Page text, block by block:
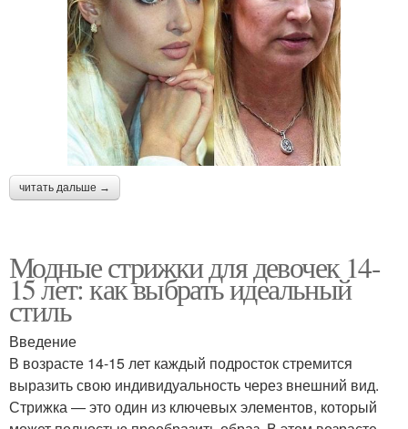
читать дальше →
Модные стрижки для девочек 14-
15 лет: как выбрать идеальный
стиль
Введение
В возрасте 14-15 лет каждый подросток стремится
выразить свою индивидуальность через внешний вид.
Стрижка — это один из ключевых элементов, который